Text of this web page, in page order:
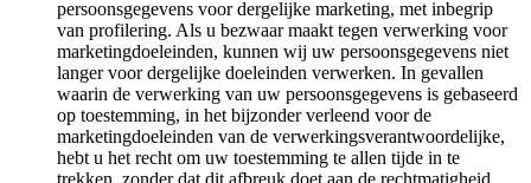
persoonsgegevens voor dergelijke marketing, met inbegrip
van profilering. Als u bezwaar maakt tegen verwerking voor
marketingdoeleinden, kunnen wij uw persoonsgegevens niet
langer voor dergelijke doeleinden verwerken. In gevallen
waarin de verwerking van uw persoonsgegevens is gebaseerd
op toestemming, in het bijzonder verleend voor de
marketingdoeleinden van de verwerkingsverantwoordelijke,
hebt u het recht om uw toestemming te allen tijde in te
trekken, zonder dat dit afbreuk doet aan de rechtmatigheid